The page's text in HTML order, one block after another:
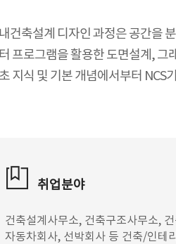
건축설계 디자인 과정은 공간을
프로그램을 활용한 도면설계, 그
지식 및 기본 개념에서부터 NCS
취업분야
건축설계사무소, 건축구조사무소,
자동차회사, 선박회사 등 건축/인테